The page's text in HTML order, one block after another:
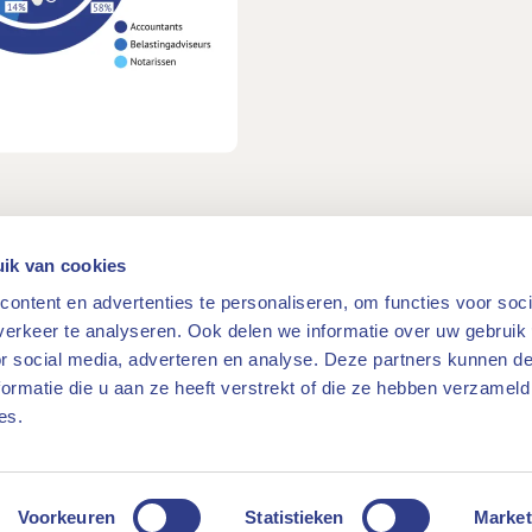
van cookies
en advertenties te personaliseren, om functies voor
te analyseren. Ook delen we informatie over uw gebruik
social media, adverteren en analyse. Deze partners kunnen
die u aan ze heeft verstrekt of die ze hebben
Voorkeuren Statistieken
onder zijn toezicht staande beroepsbeoefenaren – vanuit
Daarmee draagt BFT bij aan de rechtszekerheid, het
van het financieel-economisch stelsel in Nederland. Lees